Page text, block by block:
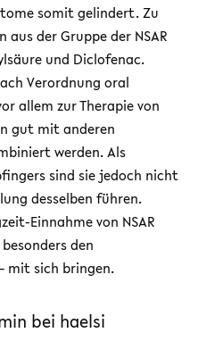
somit gelindert. Zu
der Gruppe der NSAR
und Diclofenac.
Verordnung oral
allem zur Therapie von
gut mit anderen
werden. Als
sind sie jedoch nicht
desselben führen.
Einnahme von NSAR
den
mit sich bringen.
bei haelsi